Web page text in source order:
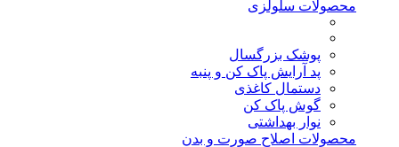
محصولات سلولزی
پوشک بزرگسال
پد آرایش پاک کن و پنبه
دستمال کاغذی
گوش پاک کن
نوار بهداشتی
محصولات اصلاح صورت و بدن